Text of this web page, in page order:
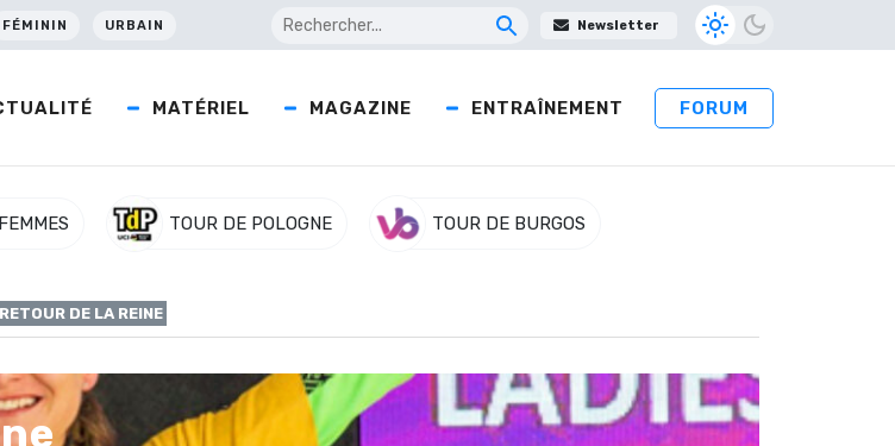
FÉMININ URBAIN Newsletter
MATÉRIEL MAGAZINE ENTRAÎNEMENT FORUM
TOUR DE POLOGNE TOUR DE BURGOS
DE LA REINE